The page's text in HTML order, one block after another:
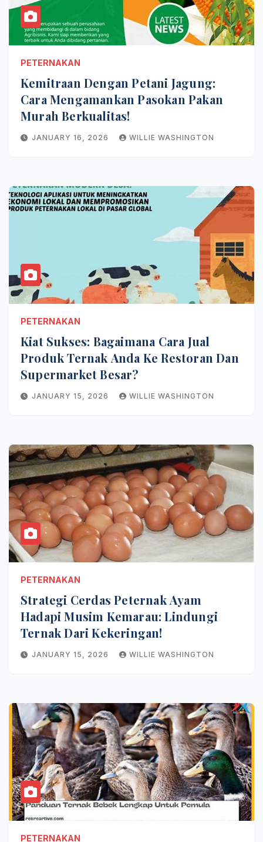
PETERNAKAN
Kemitraan Dengan Petani Jagung:
Cara Mengamankan Pasokan Pakan
Murah Berkualitas!
JANUARY 16, 2026 WILLIE WASHINGTON
PETERNAKAN
Kiat Sukses: Bagaimana Cara Jual
Produk Ternak Anda Ke Restoran Dan
Supermarket Besar?
JANUARY 15, 2026 WILLIE WASHINGTON
PETERNAKAN
Strategi Cerdas Peternak Ayam
Hadapi Musim Kemarau: Lindungi
Ternak Dari Kekeringan!
JANUARY 15, 2026 WILLIE WASHINGTON
PETERNAKAN